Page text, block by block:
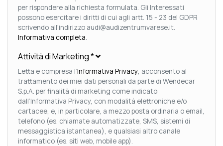
per rispondere alla richiesta formulata. Gli Interessati
possono esercitare i diritti di cui agli artt. 15 - 23 del GDPR
scrivendo all'indirizzo audi@audizentrumvarese.it.
Informativa completa
Attività di Marketing*
Letta e compresa l’Informativa Privacy , acconsento al
trattamento dei miei dati personali da parte di Wendecar
S.p.A. per finalità di marketing come indicato
dall’Informativa Privacy, con modalità elettroniche e/o
cartacee, e, in particolare, a mezzo posta ordinaria o email,
telefono (es. chiamate automatizzate, SMS, sistemi di
messaggistica istantanea), e qualsiasi altro canale
informatico (es. siti web, mobile app).